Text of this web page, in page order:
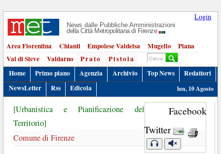
Login
News dalle Pubbliche Amministrazioni
della Città Metropolitana di Firenze
Area Fiorentina Chianti Empolese Valdelsa Mugello
Piana
Val di Sieve
Valdarno Prato
Pistoia
Home
Primo piano Agenzia Archivio Top News
Redattori
NewsLetter
Rss Edicola lun, 10 Agosto
Facebook
Twitter
[Urbanistica e Pianificazione del
Territorio]
Comune di Firenze